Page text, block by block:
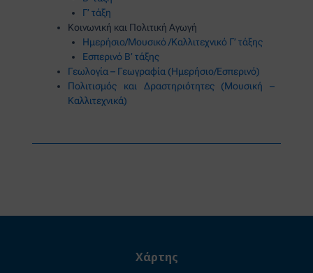
Γ’ τάξη
Κοινωνική και Πολιτική Αγωγή
Ημερήσιο/Μουσικό /Καλλιτεχνικό Γ’ τάξης
Εσπερινό Β’ τάξης
Γεωλογία – Γεωγραφία (Ημερήσιο/Εσπερινό)
Πολιτισμός και Δραστηριότητες (Μουσική –
Καλλιτεχνικά)
Χάρτης